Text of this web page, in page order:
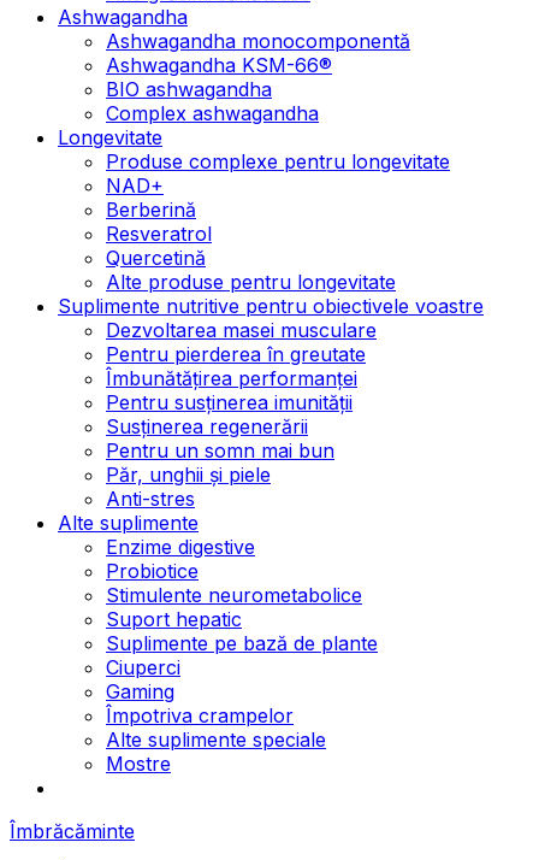
Ashwagandha
Ashwagandha monocomponentă
Ashwagandha KSM-66®
BIO ashwagandha
Complex ashwagandha
Longevitate
Produse complexe pentru longevitate
NAD+
Berberină
Resveratrol
Quercetină
Alte produse pentru longevitate
Suplimente nutritive pentru obiectivele voastre
Dezvoltarea masei musculare
Pentru pierderea în greutate
Îmbunătățirea performanței
Pentru susținerea imunității
Susținerea regenerării
Pentru un somn mai bun
Păr, unghii și piele
Anti-stres
Alte suplimente
Enzime digestive
Probiotice
Stimulente neurometabolice
Suport hepatic
Suplimente pe bază de plante
Ciuperci
Gaming
Împotriva crampelor
Alte suplimente speciale
Mostre
Îmbrăcăminte